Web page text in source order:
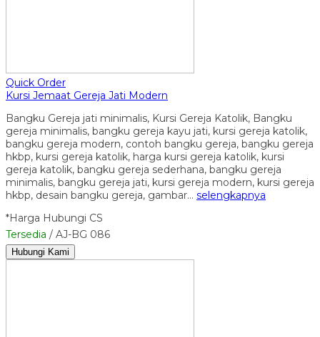
Quick Order
Kursi Jemaat Gereja Jati Modern
Bangku Gereja jati minimalis, Kursi Gereja Katolik, Bangku
gereja minimalis, bangku gereja kayu jati, kursi gereja katolik,
bangku gereja modern, contoh bangku gereja, bangku gereja
hkbp, kursi gereja katolik, harga kursi gereja katolik, kursi
gereja katolik, bangku gereja sederhana, bangku gereja
minimalis, bangku gereja jati, kursi gereja modern, kursi gereja
hkbp, desain bangku gereja, gambar… selengkapnya
*Harga Hubungi CS
Tersedia / AJ-BG 086
Hubungi Kami